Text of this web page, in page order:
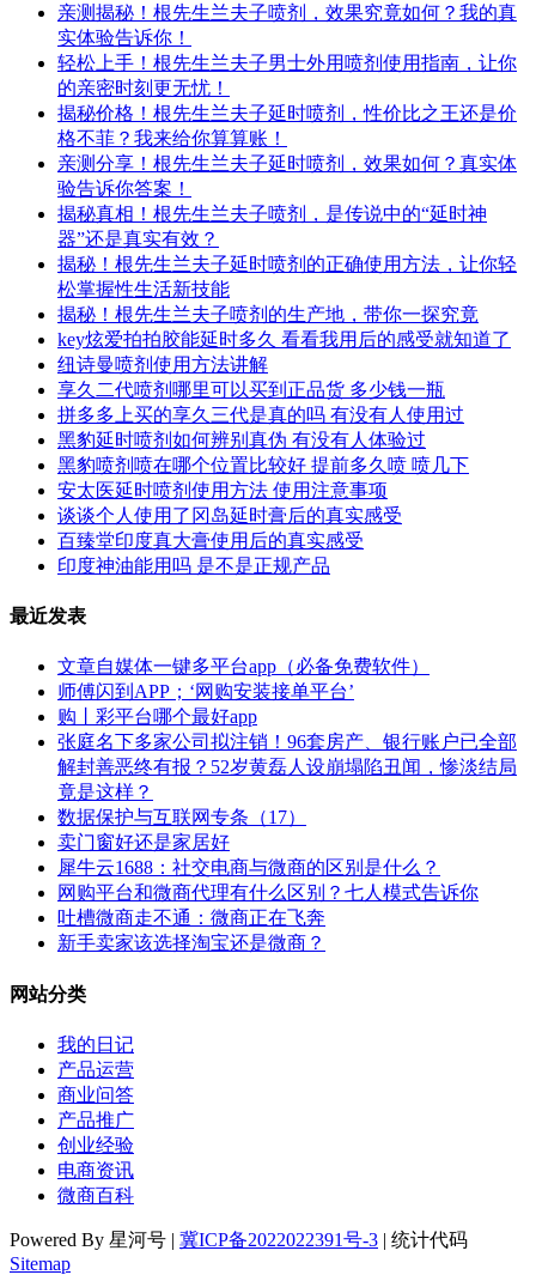
亲测揭秘！根先生兰夫子喷剂，效果究竟如何？我的真
实体验告诉你！
轻松上手！根先生兰夫子男士外用喷剂使用指南，让你
的亲密时刻更无忧！
揭秘价格！根先生兰夫子延时喷剂，性价比之王还是价
格不菲？我来给你算算账！
亲测分享！根先生兰夫子延时喷剂，效果如何？真实体
验告诉你答案！
揭秘真相！根先生兰夫子喷剂，是传说中的“延时神
器”还是真实有效？
揭秘！根先生兰夫子延时喷剂的正确使用方法，让你轻
松掌握性生活新技能
揭秘！根先生兰夫子喷剂的生产地，带你一探究竟
key炫爱拍拍胶能延时多久 看看我用后的感受就知道了
纽诗曼喷剂使用方法讲解
享久二代喷剂哪里可以买到正品货 多少钱一瓶
拼多多上买的享久三代是真的吗 有没有人使用过
黑豹延时喷剂如何辨别真伪 有没有人体验过
黑豹喷剂喷在哪个位置比较好 提前多久喷 喷几下
安太医延时喷剂使用方法 使用注意事项
谈谈个人使用了冈岛延时膏后的真实感受
百臻堂印度真大膏使用后的真实感受
印度神油能用吗 是不是正规产品
最近发表
文章自媒体一键多平台app（必备免费软件）
师傅闪到APP；‘网购安装接单平台’
购丨彩平台哪个最好app
张庭名下多家公司拟注销！96套房产、银行账户已全部
解封善恶终有报？52岁黄磊人设崩塌陷丑闻，惨淡结局
竟是这样？
数据保护与互联网专条（17）
卖门窗好还是家居好
犀牛云1688：社交电商与微商的区别是什么？
网购平台和微商代理有什么区别？七人模式告诉你
吐槽微商走不通：微商正在飞奔
新手卖家该选择淘宝还是微商？
网站分类
我的日记
产品运营
商业问答
产品推广
创业经验
电商资讯
微商百科
Powered By 星河号 | 冀ICP备2022022391号-3 | 统计代码
Sitemap